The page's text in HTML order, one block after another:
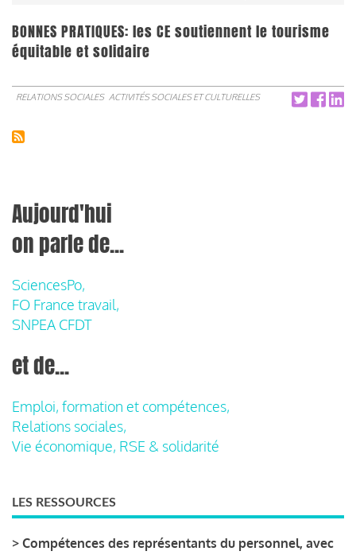
BONNES PRATIQUES: les CE soutiennent le tourisme
équitable et solidaire
RELATIONS SOCIALES ACTIVITÉS SOCIALES ET CULTURELLES
Aujourd'hui
on parle de...
SciencesPo,
FO France travail,
SNPEA CFDT
et de...
Emploi, formation et compétences,
Relations sociales,
Vie économique, RSE & solidarité
LES RESSOURCES
> Compétences des représentants du personnel, avec